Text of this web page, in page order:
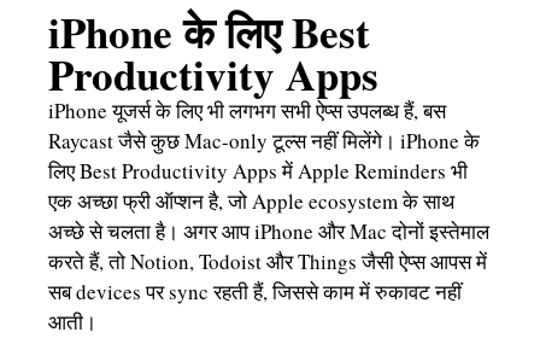
iPhone के लिए Best
Productivity Apps
iPhone यूजर्स के लिए भी लगभग सभी ऐप्स उपलब्ध हैं, बस
Raycast जैसे कुछ Mac-only टूल्स नहीं मिलेंगे। iPhone के
लिए Best Productivity Apps में Apple Reminders भी
एक अच्छा फ्री ऑप्शन है, जो Apple ecosystem के साथ
अच्छे से चलता है। अगर आप iPhone और Mac दोनों इस्तेमाल
करते हैं, तो Notion, Todoist और Things जैसी ऐप्स आपस में
सब devices पर sync रहती हैं, जिससे काम में रुकावट नहीं
आती।